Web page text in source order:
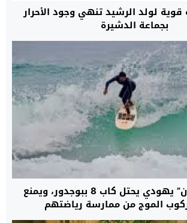
لولد الرشيد تنهي وجود الأحرار
بجماعة الدشيرة
“جيروم صهيون” يهودي يحتل كاب 8 ببوجدور، ويمنع
الموج من ممارسة رياضتهم